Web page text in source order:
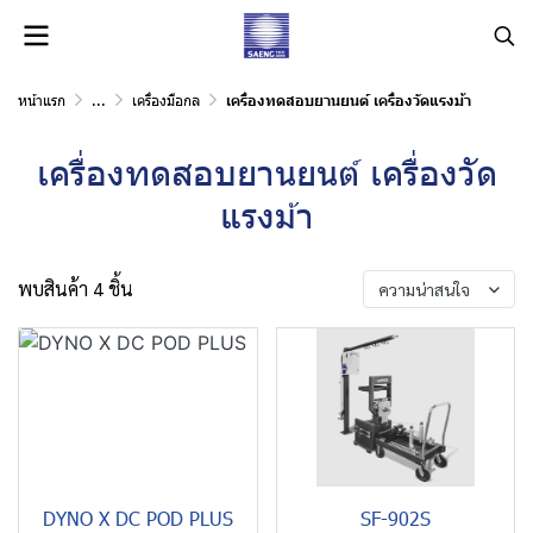
หน้าแรก ... เครื่องมือกล เครื่องทดสอบยานยนต์ เครื่องวัดแรงม้า
เครื่องทดสอบยานยนต์ เครื่องวัด
แรงม้า
พบสินค้า 4 ชิ้น ความน่าสนใจ
DYNO X DC POD PLUS SF-902S